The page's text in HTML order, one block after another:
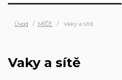
Úvod MÍČE Vaky a sítě
Vaky a sítě